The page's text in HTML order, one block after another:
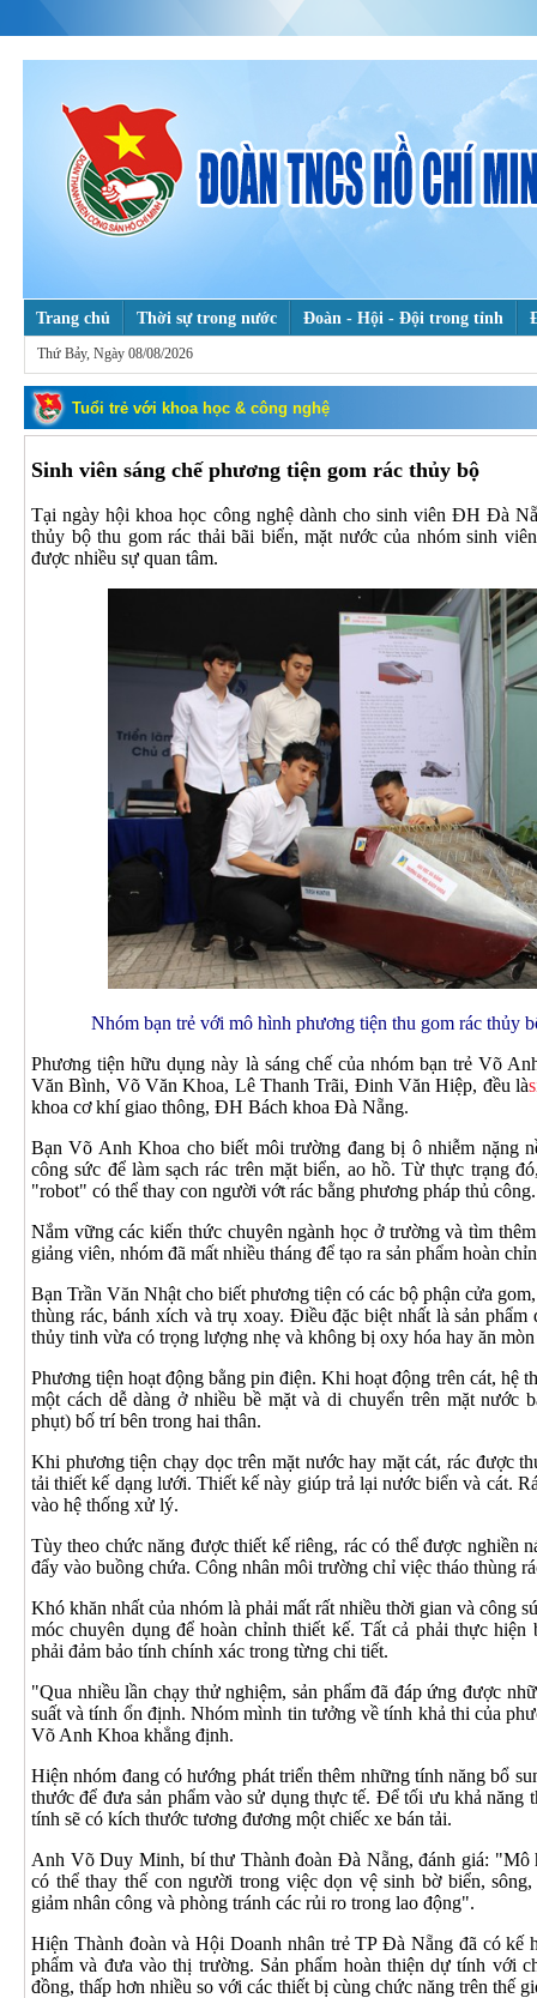
Trang chủ Thời sự trong nước Đoàn - Hội - Đội trong tỉnh
Tuổi trẻ với khoa học & công nghệ
Mỗi ngày một tin tốt, mỗi tuần một câu chuyện đẹp
Thứ Bảy, Ngày 08/08/2026
Tuổi trẻ với khoa học & công nghệ
Sinh viên sáng chế phương tiện gom rác thủy bộ
Tại ngày hội khoa học công nghệ dành cho sinh viên ĐH Đà
thủy bộ thu gom rác thải bãi biển, mặt nước của nhóm sinh
được nhiều sự quan tâm.
Nhóm bạn trẻ với mô hình phương tiện thu gom rác
Phương tiện hữu dụng này là sáng chế của nhóm bạn trẻ Võ
Văn Bình, Võ Văn Khoa, Lê Thanh Trãi, Đinh Văn Hiệp, đều là
khoa cơ khí giao thông, ĐH Bách khoa Đà Nẵng.
Bạn Võ Anh Khoa cho biết môi trường đang bị ô nhiễm nặng
công sức để làm sạch rác trên mặt biển, ao hồ. Từ thực trạng
"robot" có thể thay con người vớt rác bằng phương pháp thủ công.
Nắm vững các kiến thức chuyên ngành học ở trường và tìm
giảng viên, nhóm đã mất nhiều tháng để tạo ra sản phẩm hoàn
Bạn Trần Văn Nhật cho biết phương tiện có các bộ phận cửa
thùng rác, bánh xích và trụ xoay. Điều đặc biệt nhất là sản phẩm
thủy tinh vừa có trọng lượng nhẹ và không bị oxy hóa hay ăn
Phương tiện hoạt động bằng pin điện. Khi hoạt động trên cát, hệ
một cách dễ dàng ở nhiều bề mặt và di chuyển trên mặt nước
phụt) bố trí bên trong hai thân.
Khi phương tiện chạy dọc trên mặt nước hay mặt cát, rác được
tải thiết kế dạng lưới. Thiết kế này giúp trả lại nước biển và cát.
vào hệ thống xử lý.
Tùy theo chức năng được thiết kế riêng, rác có thể được nghiền
đẩy vào buồng chứa. Công nhân môi trường chỉ việc tháo thùng
Khó khăn nhất của nhóm là phải mất rất nhiều thời gian và công
móc chuyên dụng để hoàn chỉnh thiết kế. Tất cả phải thực hiện
phải đảm bảo tính chính xác trong từng chi tiết.
"Qua nhiều lần chạy thử nghiệm, sản phẩm đã đáp ứng được
suất và tính ổn định. Nhóm mình tin tưởng về tính khả thi của
Võ Anh Khoa khẳng định.
Hiện nhóm đang có hướng phát triển thêm những tính năng bổ
thước để đưa sản phẩm vào sử dụng thực tế. Để tối ưu khả năng
tính sẽ có kích thước tương đương một chiếc xe bán tải.
Anh Võ Duy Minh, bí thư Thành đoàn Đà Nẵng, đánh giá: "Mô
có thể thay thế con người trong việc dọn vệ sinh bờ biển,
giảm nhân công và phòng tránh các rủi ro trong lao động".
Hiện Thành đoàn và Hội Doanh nhân trẻ TP Đà Nẵng đã có kế
phẩm và đưa vào thị trường. Sản phẩm hoàn thiện dự tính với
đồng, thấp hơn nhiều so với các thiết bị cùng chức năng trên thế